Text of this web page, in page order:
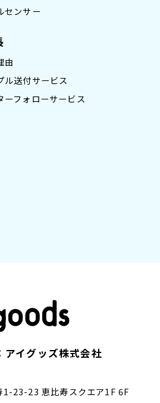
センサー
由
ル送付サービス
ーフォローサービス
アイグッズ株式会社
1-23-23 恵比寿スクエア1F 6F